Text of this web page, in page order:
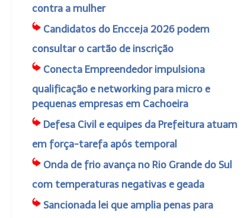
contra a mulher
Candidatos do Encceja 2026 podem
consultar o cartão de inscrição
Conecta Empreendedor impulsiona
qualificação e networking para micro e
pequenas empresas em Cachoeira
Defesa Civil e equipes da Prefeitura atuam
em força-tarefa após temporal
Onda de frio avança no Rio Grande do Sul
com temperaturas negativas e geada
Sancionada lei que amplia penas para